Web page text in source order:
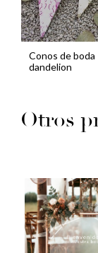
Conos de boda
dandelion
Otros